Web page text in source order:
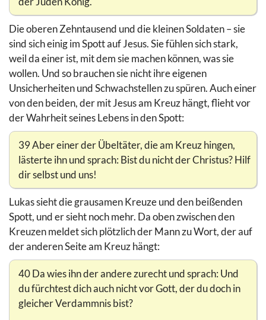
Die oberen Zehntausend und die kleinen Soldaten – sie
sind sich einig im Spott auf Jesus. Sie fühlen sich stark,
weil da einer ist, mit dem sie machen können, was sie
wollen. Und so brauchen sie nicht ihre eigenen
Unsicherheiten und Schwachstellen zu spüren. Auch einer
von den beiden, der mit Jesus am Kreuz hängt, flieht vor
der Wahrheit seines Lebens in den Spott:
39 Aber einer der Übeltäter, die am Kreuz hingen,
lästerte ihn und sprach: Bist du nicht der Christus? Hilf
dir selbst und uns!
Lukas sieht die grausamen Kreuze und den beißenden
Spott, und er sieht noch mehr. Da oben zwischen den
Kreuzen meldet sich plötzlich der Mann zu Wort, der auf
der anderen Seite am Kreuz hängt:
40 Da wies ihn der andere zurecht und sprach: Und
du fürchtest dich auch nicht vor Gott, der du doch in
gleicher Verdammnis bist?